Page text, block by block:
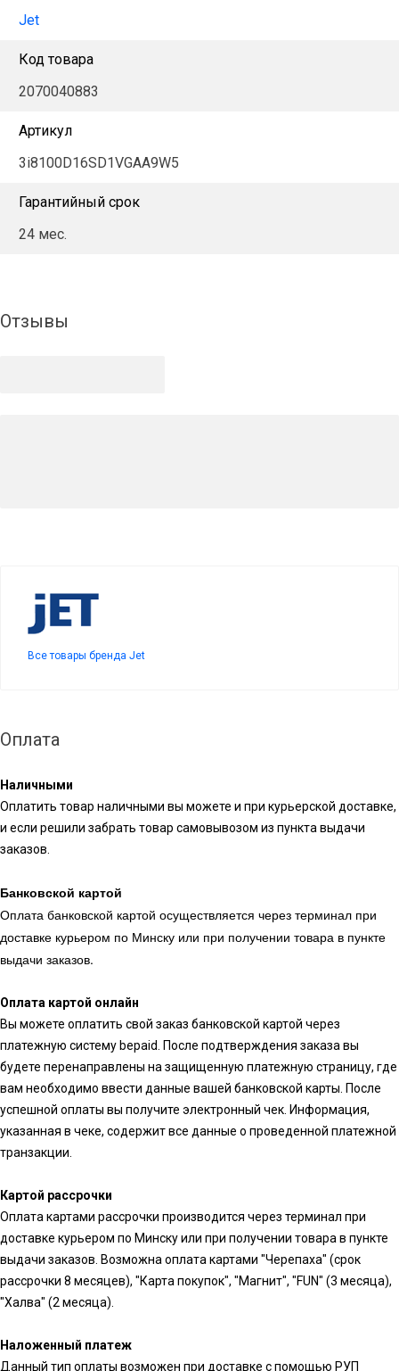
Jet
Код товара
2070040883
Артикул
3i8100D16SD1VGAA9W5
Гарантийный срок
24 мес.
Отзывы
Все товары бренда Jet
Оплата
Наличными
Оплатить товар наличными вы можете и при курьерской доставке,
и если решили забрать товар самовывозом из пункта выдачи
заказов.
Банковской картой
Оплата банковской картой осуществляется через терминал при
доставке курьером по Минску или при получении товара в пункте
выдачи заказов.
Оплата картой онлайн
Вы можете оплатить свой заказ банковской картой через
платежную систему bepaid. После подтверждения заказа вы
будете перенаправлены на защищенную платежную страницу, где
вам необходимо ввести данные вашей банковской карты. После
успешной оплаты вы получите электронный чек. Информация,
указанная в чеке, содержит все данные о проведенной платежной
транзакции.
Картой рассрочки
Оплата картами рассрочки производится через терминал при
доставке курьером по Минску или при получении товара в пункте
выдачи заказов. Возможна оплата картами "Черепаха" (срок
рассрочки 8 месяцев), "Карта покупок", "Магнит", "FUN" (3 месяца),
"Халва" (2 месяца).
Наложенный платеж
Данный тип оплаты возможен при доставке с помощью РУП